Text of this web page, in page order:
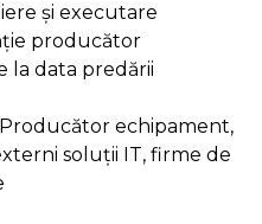
și executare
producător
la data predării
echipament,
soluții IT, firme de